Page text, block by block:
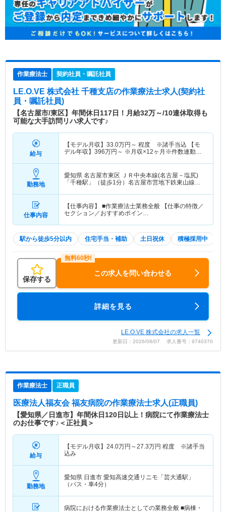
作業療法士 契約社員・嘱託社員
LE.O.VE 株式会社 千種支店の作業療法士求人(契約社
員・嘱託社員)
【名古屋市/東区】年間休日117日！月給32万～/10連休取得も
可能な大手訪問リハ求人です♪
給与
【モデル月収】 33.0万円～ 程度 ※諸手当込 【モ
デル年収】 396万円～ ※月収×12ヶ月※件数連動性
勤務地
愛知県 名古屋市東区 ＪＲ中央本線(名古屋－塩尻)
「千種駅」（徒歩1分）名古屋市営地下鉄東山線
仕事内容
【仕事内容】 ■作業療法士業務全般 【仕事の特徴／
セクション／おすすめポイン…
駅から徒歩5分以内 住宅手当・補助 土日祝休 積極採用中
保存する
この求人を問い合わせる
詳細を見る
LE.O.VE 株式会社の求人一覧
更新日：2026/08/07 求人番号：9740370
作業療法士 正職員
医療法人福友会 福友病院の作業療法士求人(正職員)
【愛知県／日進市】年間休日120日以上！病院にて作業療法士
のお仕事です♪＜正社員＞
給与
【モデル月収】 24.0万円～27.3万円 程度 ※諸手当
込み
勤務地
愛知県 日進市 愛知高速交通リニモ「芸大通駅」
（バス・車4分）
病院における作業療法士としての業務全般 ■病棟・